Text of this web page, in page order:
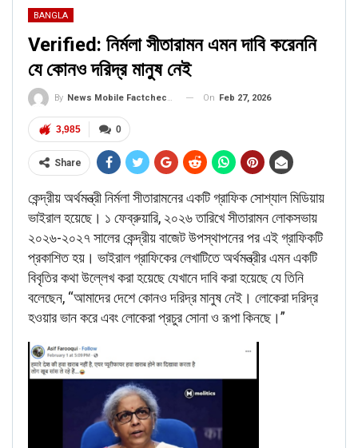
BANGLA
Verified: নির্মলা সীতারামন এমন দাবি করেননি
যে কোনও দরিদ্র মানুষ নেই
By News Mobile Factcheck Bureau On Feb 27, 2026
0
3,985
Share
কেন্দ্রীয় অর্থমন্ত্রী নির্মলা সীতারামনের একটি গ্রাফিক সোশ্যাল মিডিয়ায়
ভাইরাল হয়েছে। ১ ফেব্রুয়ারি, ২০২৬ তারিখে সীতারামন লোকসভায়
২০২৬-২০২৭ সালের কেন্দ্রীয় বাজেট উপস্থাপনের পর এই গ্রাফিকটি
প্রকাশিত হয়। ভাইরাল গ্রাফিকের লেখাটিতে অর্থমন্ত্রীর এমন একটি
বিবৃতির কথা উল্লেখ করা হয়েছে যেখানে দাবি করা হয়েছে যে তিনি
বলেছেন, “আমাদের দেশে কোনও দরিদ্র মানুষ নেই। লোকেরা দরিদ্র
হওয়ার ভান করে এবং লোকেরা প্রচুর সোনা ও রূপা কিনছে।”